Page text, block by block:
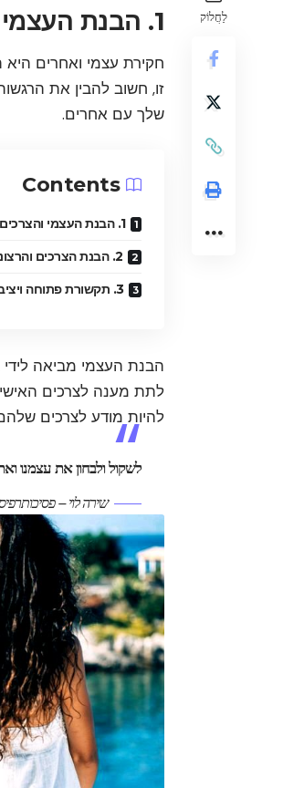
לַחֲלוֹק 1. הבנת העצמי והצרכים האישיים
חקירת עצמי ואחרים
זו, חשוב להבין את
שלך עם אחרים.
Contents
1. הבנת העצמי והצרכים האישיים
2. הבנת הצרכים והרצונות של השותפים
3. תקשורת פתוחה ויציבה ביחסים
הבנת העצמי מביאה לידי
לתת מענה לצרכים
להיות מודע לצרכים
לשקול ולבחון את עצמנו
שירה לוי –